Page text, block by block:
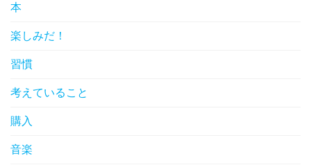
本
楽しみだ！
習慣
考えていること
購入
音楽